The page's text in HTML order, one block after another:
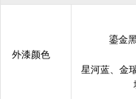
外漆颜色
鎏金
星河蓝、金